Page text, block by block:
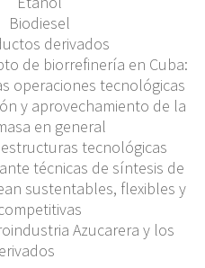
Biodiesel
derivados
de biorrefinería en Cuba:
operaciones tecnológicas
y aprovechamiento de la
en general
tecnológicas
técnicas de síntesis de
sustentables, flexibles y
Azucarera y los